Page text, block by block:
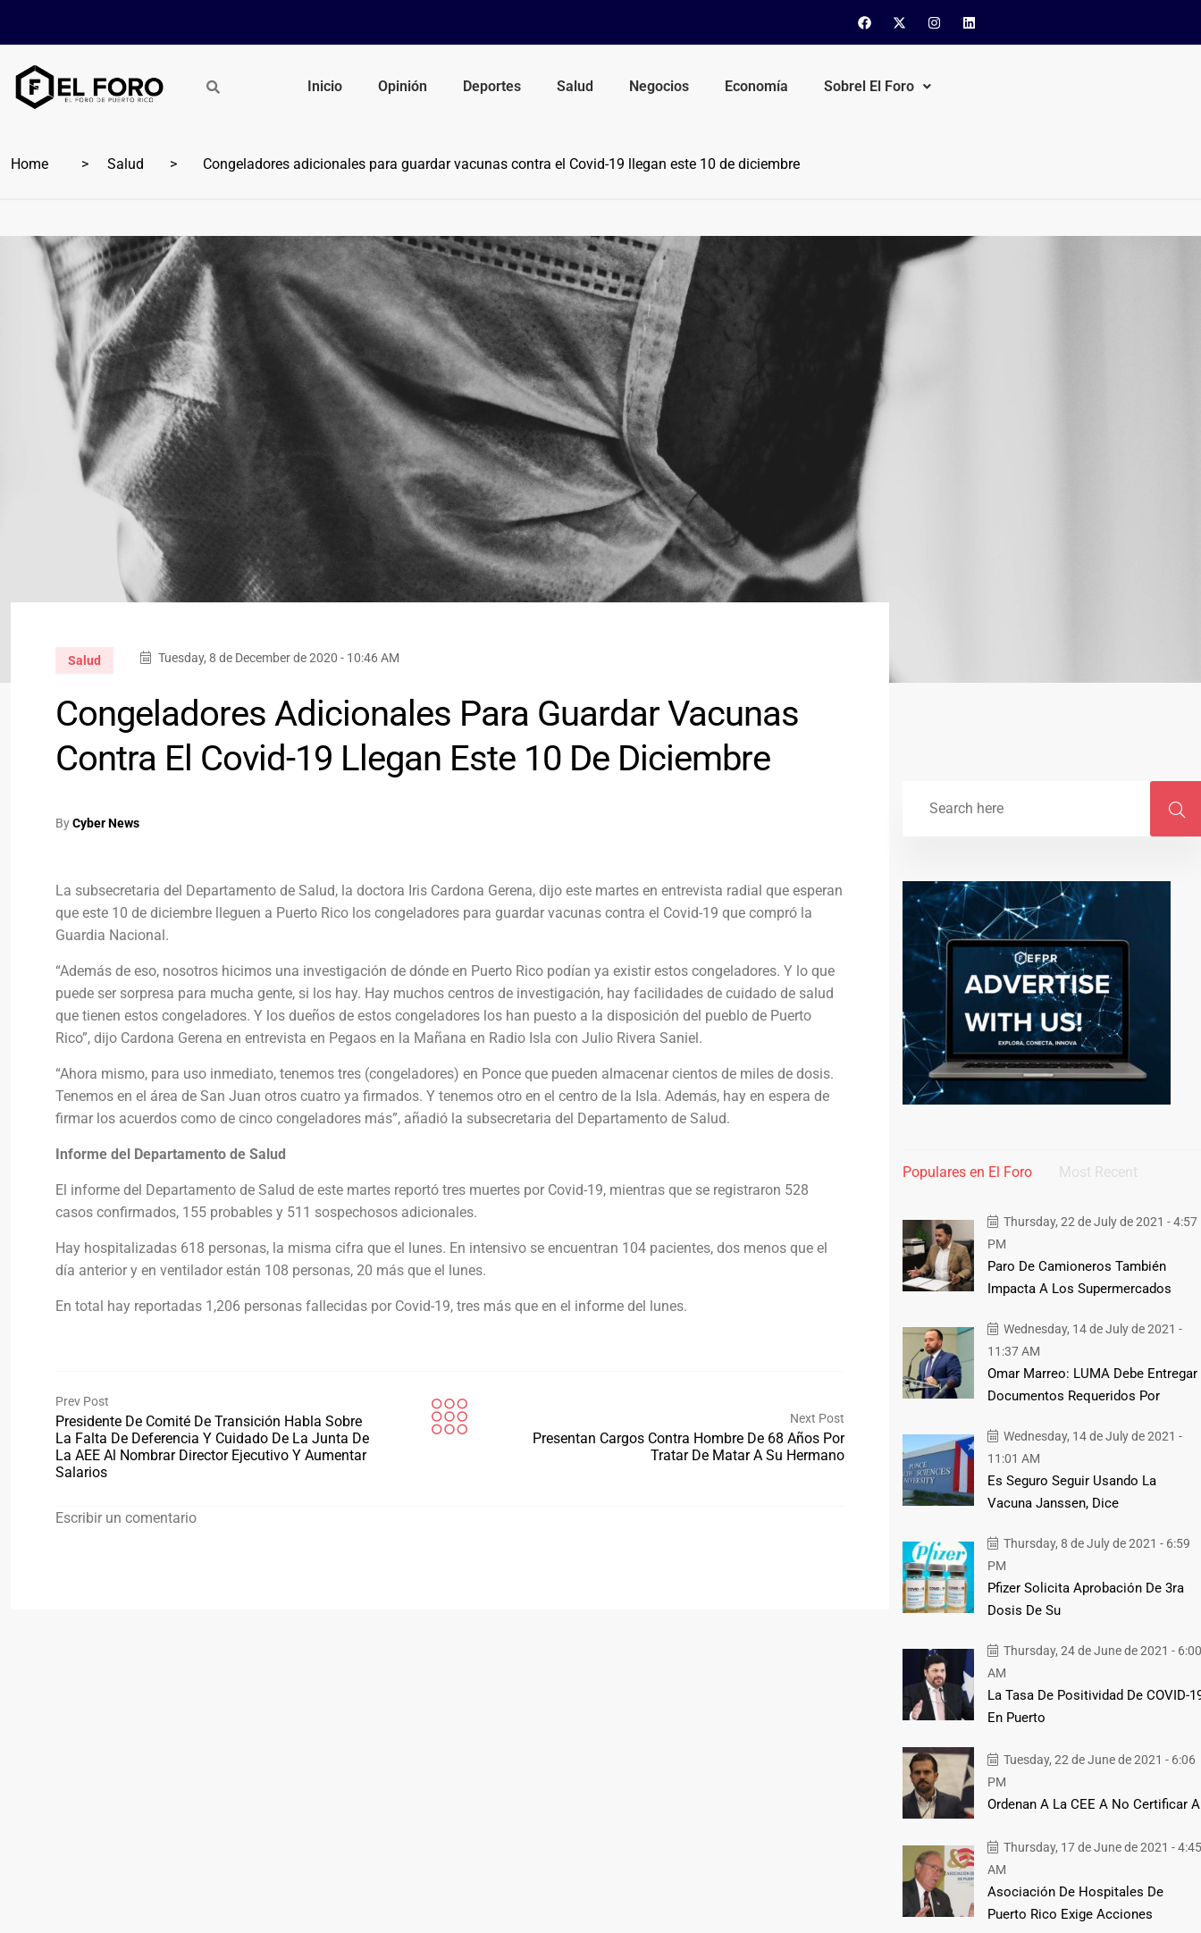
Inicio Opinión Deportes Salud Negocios Economía Sobrel El Foro
Home Salud Congeladores adicionales para guardar vacunas contra el Covid-19 llegan este 10 de diciembre
Salud Tuesday, 8 de December de 2020 - 10:46 AM
Congeladores Adicionales Para Guardar Vacunas
Contra El Covid-19 Llegan Este 10 De Diciembre
ByCyber News
La subsecretaria del Departamento de Salud, la doctora Iris Cardona Gerena, dijo este martes en entrevista radial que esperan
que este 10 de diciembre lleguen a Puerto Rico los congeladores para guardar vacunas contra el Covid-19 que compró la
Guardia Nacional.
“Además de eso, nosotros hicimos una investigación de dónde en Puerto Rico podían ya existir estos congeladores. Y lo que
puede ser sorpresa para mucha gente, si los hay. Hay muchos centros de investigación, hay facilidades de cuidado de salud
que tienen estos congeladores. Y los dueños de estos congeladores los han puesto a la disposición del pueblo de Puerto
Rico”, dijo Cardona Gerena en entrevista en Pegaos en la Mañana en Radio Isla con Julio Rivera Saniel.
“Ahora mismo, para uso inmediato, tenemos tres (congeladores) en Ponce que pueden almacenar cientos de miles de dosis.
Tenemos en el área de San Juan otros cuatro ya firmados. Y tenemos otro en el centro de la Isla. Además, hay en espera de
firmar los acuerdos como de cinco congeladores más”, añadió la subsecretaria del Departamento de Salud.
Informe del Departamento de Salud
El informe del Departamento de Salud de este martes reportó tres muertes por Covid-19, mientras que se registraron 528
casos confirmados, 155 probables y 511 sospechosos adicionales.
Hay hospitalizadas 618 personas, la misma cifra que el lunes. En intensivo se encuentran 104 pacientes, dos menos que el
día anterior y en ventilador están 108 personas, 20 más que el lunes.
En total hay reportadas 1,206 personas fallecidas por Covid-19, tres más que en el informe del lunes.
Prev Post
Presidente De Comité De Transición Habla Sobre
La Falta De Deferencia Y Cuidado De La Junta De
La AEE Al Nombrar Director Ejecutivo Y Aumentar
Salarios
Next Post
Presentan Cargos Contra Hombre De 68 Años Por
Tratar De Matar A Su Hermano
Escribir un comentario
Populares en El Foro Most Recent
Thursday, 22 de July de 2021 - 4:57
PM
Paro De Camioneros También
Impacta A Los Supermercados
Wednesday, 14 de July de 2021 -
11:37 AM
Omar Marreo: LUMA Debe Entregar
Documentos Requeridos Por
Wednesday, 14 de July de 2021 -
11:01 AM
Es Seguro Seguir Usando La
Vacuna Janssen, Dice
Thursday, 8 de July de 2021 - 6:59
PM
Pfizer Solicita Aprobación De 3ra
Dosis De Su
Thursday, 24 de June de 2021 - 6:00
AM
La Tasa De Positividad De COVID-
En Puerto
Tuesday, 22 de June de 2021 - 6:06
PM
Ordenan A La CEE A No Certificar A
Thursday, 17 de June de 2021 - 4:45
AM
Asociación De Hospitales De
Puerto Rico Exige Acciones